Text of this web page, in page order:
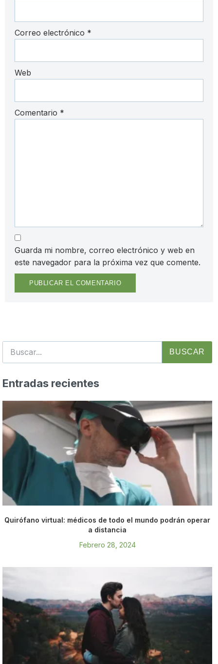
Correo electrónico *
Web
Comentario *
Guarda mi nombre, correo electrónico y web en
este navegador para la próxima vez que comente.
BUSCAR
Entradas recientes
Quirófano virtual: médicos de todo el mundo podrán operar
a distancia
Febrero 28, 2024